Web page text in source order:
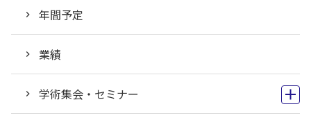
年間予定
業績
学術集会・セミナー